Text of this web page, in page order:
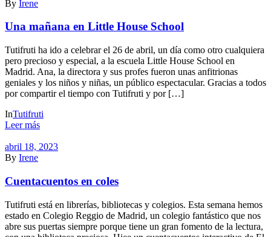
By Irene
Una mañana en Little House School
Tutifruti ha ido a celebrar el 26 de abril, un día como otro cualquiera
pero precioso y especial, a la escuela Little House School en
Madrid. Ana, la directora y sus profes fueron unas anfitrionas
geniales y los niños y niñas, un público espectacular. Gracias a todos
por compartir el tiempo con Tutifruti y por […]
InTutifruti
Leer más
abril 18, 2023
By Irene
Cuentacuentos en coles
Tutifruti está en librerías, bibliotecas y colegios. Esta semana hemos
estado en Colegio Reggio de Madrid, un colegio fantástico que nos
abre sus puertas siempre porque tiene un gran fomento de la lectura,